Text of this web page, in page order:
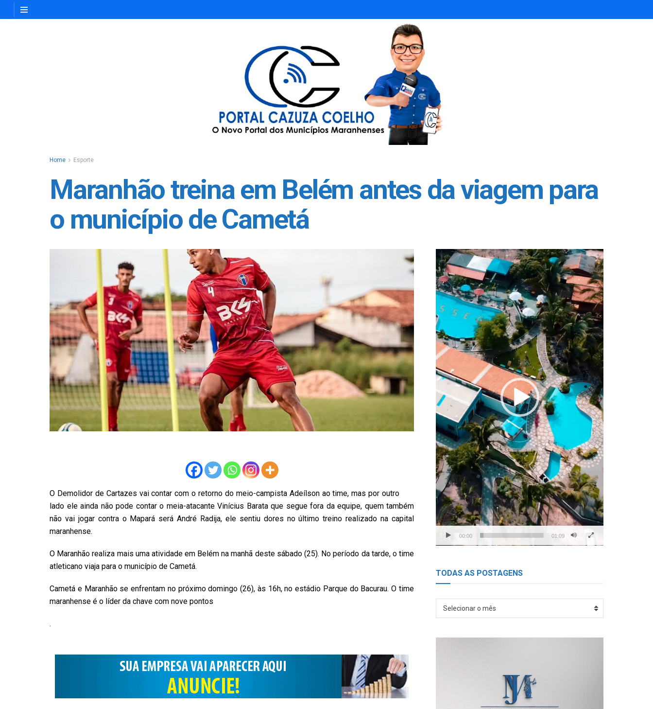
Home Esporte
Maranhão treina em Belém antes da viagem para
o município de Cametá
O Demolidor de Cartazes vai contar com o retorno do meio-campista Adeílson ao time, mas por outro
lado ele ainda não pode contar o meia-atacante Vinícius Barata que segue fora da equipe, quem também
não vai jogar contra o Mapará será André Radija, ele sentiu dores no último treino realizado na capital
maranhense.
O Maranhão realiza mais uma atividade em Belém na manhã deste sábado (25). No período da tarde, o time
atleticano viaja para o município de Cametá.
Cametá e Maranhão se enfrentam no próximo domingo (26), às 16h, no estádio Parque do Bacurau. O time
maranhense é o líder da chave com nove pontos
.
Tocador
de
vídeo
00:00 01:09
TODAS AS POSTAGENS
TODAS
Selecionar o mês